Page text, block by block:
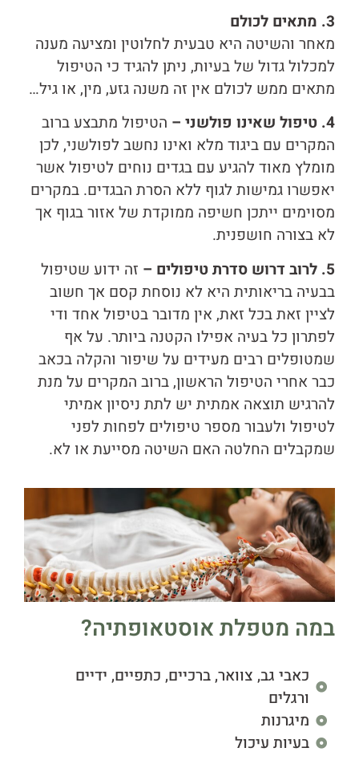
3. מתאים לכולם
מאחר והשיטה היא טבעית לחלוטין ומציעה מענה
למכלול גדול של בעיות, ניתן להגיד כי הטיפול
מתאים ממש לכולם אין זה משנה גזע, מין, או גיל…
4. טיפול שאינו פולשני –
הטיפול מתבצע ברוב
המקרים עם ביגוד מלא ואינו נחשב לפולשני, לכן
מומלץ מאוד להגיע עם בגדים נוחים לטיפול אשר
יאפשרו גמישות לגוף ללא הסרת הבגדים. במקרים
מסוימים ייתכן חשיפה ממוקדת של אזור בגוף אך
לא בצורה חושפנית.
5. לרוב דרוש סדרת טיפולים –
זה ידוע שטיפול
בבעיה בריאותית היא לא נוסחת קסם אך חשוב
לציין זאת בכל זאת, אין מדובר בטיפול אחד ודי
לפתרון כל בעיה אפילו הקטנה ביותר. על אף
שמטופלים רבים מעידים על שיפור והקלה בכאב
כבר אחרי הטיפול הראשון, ברוב המקרים על מנת
להרגיש תוצאה אמתית יש לתת ניסיון אמיתי
לטיפול ולעבור מספר טיפולים לפחות לפני
שמקבלים החלטה האם השיטה מסייעת או לא.
במה מטפלת אוסטאופתיה?
כאבי גב, צוואר, ברכיים, כתפיים, ידיים
ורגלים
מיגרנות
בעיות עיכול